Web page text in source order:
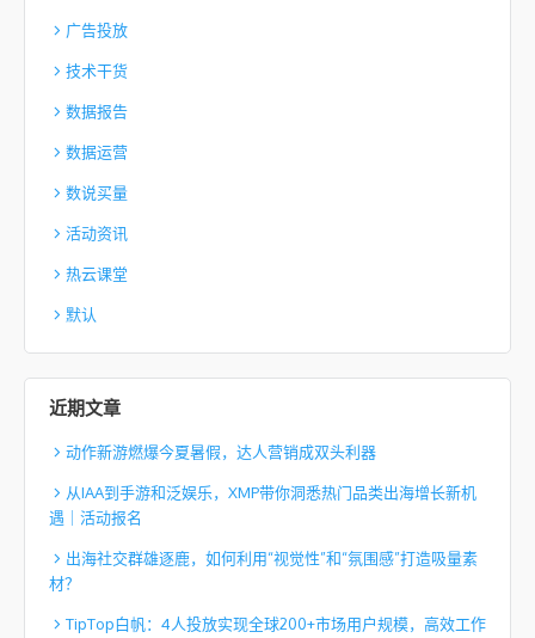
广告投放
技术干货
数据报告
数据运营
数说买量
活动资讯
热云课堂
默认
近期文章
动作新游燃爆今夏暑假，达人营销成双头利器
从IAA到手游和泛娱乐，XMP带你洞悉热门品类出海增长新机
遇｜活动报名
出海社交群雄逐鹿，如何利用“视觉性”和“氛围感”打造吸量素
材？
TipTop白帆：4人投放实现全球200+市场用户规模，高效工作